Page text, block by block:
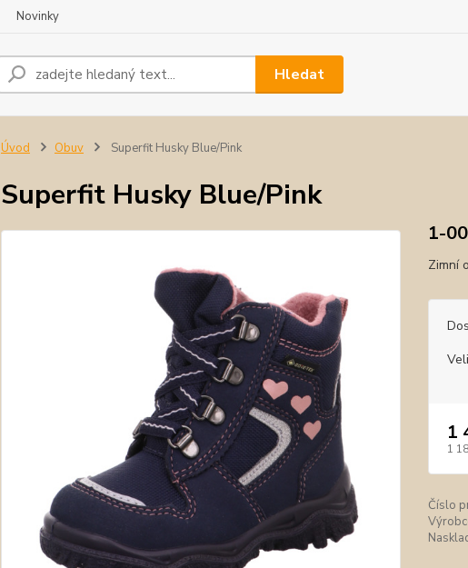
Novinky
Hledat
Úvod Obuv Superfit Husky Blue/Pink
Superfit Husky Blue/Pink
1-
Zimní
1
1
Číslo